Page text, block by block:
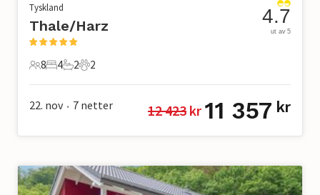
Tyskland
Thale/Harz
8 Gjester
8
4 Soverom
4
2 Bad
2
2 Kjæledyr
2
4.7
ut av 5
22. nov • 7 netter 12 423 kr 11 357 kr